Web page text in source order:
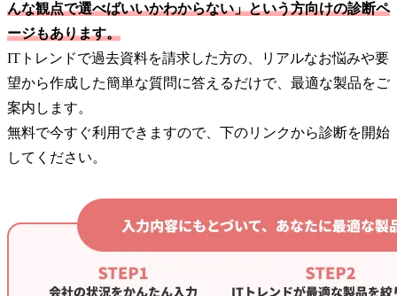
んな観点で選べばいいかわからない」という方向けの診断ペ
ージもあります。
ITトレンドで過去資料を請求した方の、リアルなお悩みや要
望から作成した簡単な質問に答えるだけで、最適な製品をご
案内します。
無料で今すぐ利用できますので、下のリンクから診断を開始
してください。